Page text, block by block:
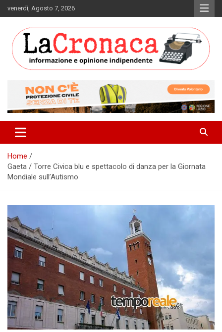
to
venerdì, Agosto 7, 2026
La Cronaca Quotidiano
Home
Gaeta / Torre Civica blu e spettacolo di danza per la Giornata
Mondiale sull’Autismo